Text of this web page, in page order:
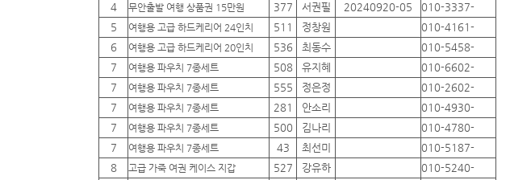
4
무안출발 여행 상품권 15만원 377 서권필 20240920-05
010-3337-
5
여행용 고급 하드케리어 24인치 511 정창원
010-4161-
6
여행용 고급 하드케리어 20인치 536 최동수
010-5458-
7
여행용 파우치 7종세트 508 유지혜
010-6602-
7
여행용 파우치 7종세트 555 정은정
010-2602-
7
여행용 파우치 7종세트 281 안소리
010-4930-
7
여행용 파우치 7종세트 500 김나리
010-4780-
7
여행용 파우치 7종세트 43 최선미
010-5187-
8
고급 가죽 여권 케이스 지갑 527 강유하
010-5240-